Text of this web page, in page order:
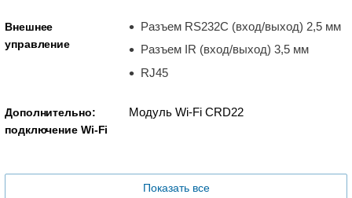
Внешнее
управление
Разъем RS232C (вход/выход) 2,5 мм
Разъем IR (вход/выход) 3,5 мм
RJ45
Дополнительно:
подключение Wi-Fi
Модуль Wi-Fi CRD22
Показать все